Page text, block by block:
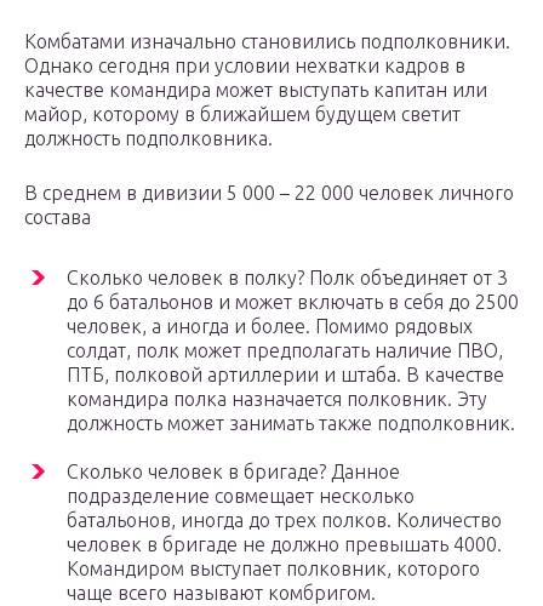
Комбатами изначально становились подполковники.
Однако сегодня при условии нехватки кадров в
качестве командира может выступать капитан или
майор, которому в ближайшем будущем светит
должность подполковника.
В среднем в дивизии 5 000 – 22 000 человек личного
состава
Сколько человек в полку? Полк объединяет от 3
до 6 батальонов и может включать в себя до 2500
человек, а иногда и более. Помимо рядовых
солдат, полк может предполагать наличие ПВО,
ПТБ, полковой артиллерии и штаба. В качестве
командира полка назначается полковник. Эту
должность может занимать также подполковник.
Сколько человек в бригаде? Данное
подразделение совмещает несколько
батальонов, иногда до трех полков. Количество
человек в бригаде не должно превышать 4000.
Командиром выступает полковник, которого
чаще всего называют комбригом.